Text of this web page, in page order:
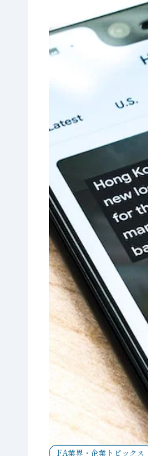
FA業界・企業トピックス